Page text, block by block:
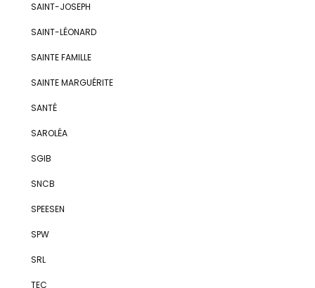
SAINT-JOSEPH
SAINT-LÉONARD
SAINTE FAMILLE
SAINTE MARGUÉRITE
SANTÉ
SAROLÉA
SGIB
SNCB
SPEESEN
SPW
SRL
TEC